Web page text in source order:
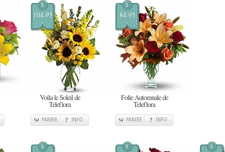
$
104.95
Voila le Soleil de
Teleflora
PANIER INFO
$
84.95
Folie Automnale de
Teleflora
PANIER INFO
$ $ $